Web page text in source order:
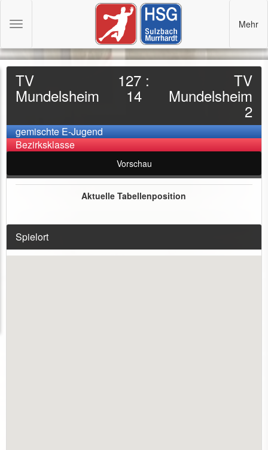
TV
Mundelsheim
127 :
14
TV
Mundelsheim
2
gemischte E-Jugend
Bezirksklasse
Vorschau
Aktuelle Tabellenposition
Spielort
Toggle
Mehr